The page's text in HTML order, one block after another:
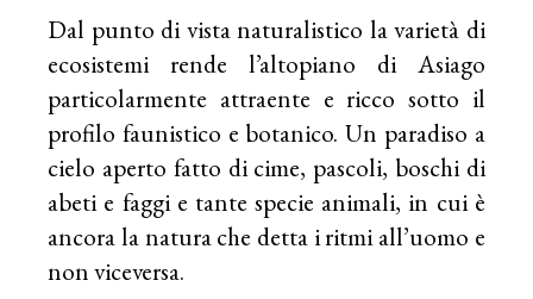
Dal punto di vista naturalistico la varietà di
ecosistemi rende l’altopiano di Asiago
particolarmente attraente e ricco sotto il
profilo faunistico e botanico. Un paradiso a
cielo aperto fatto di cime, pascoli, boschi di
abeti e faggi e tante specie animali, in cui è
ancora la natura che detta i ritmi all’uomo e
non viceversa.